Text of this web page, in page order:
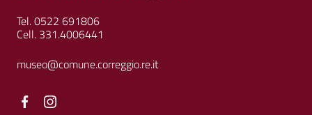
Tel. 0522 691806
Cell. 331.4006441
museo@comune.correggio.re.it
Facebook